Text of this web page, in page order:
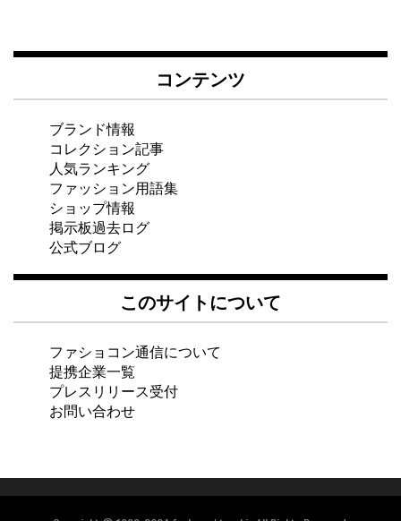
コンテンツ
ブランド情報
コレクション記事
人気ランキング
ファッション用語集
ショップ情報
掲示板過去ログ
公式ブログ
このサイトについて
ファショコン通信について
提携企業一覧
プレスリリース受付
お問い合わせ